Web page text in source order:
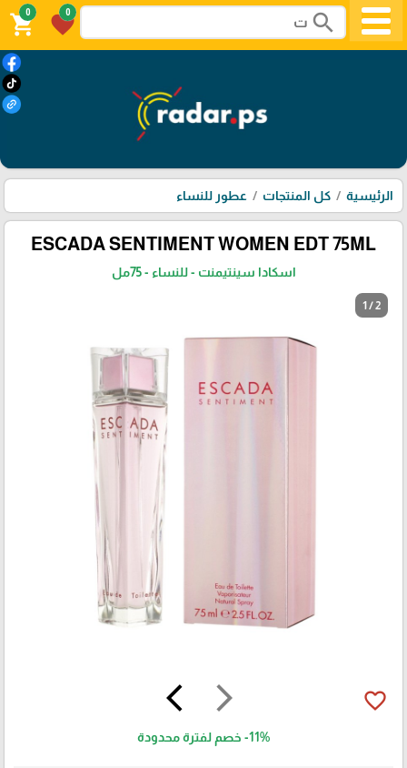
search
0
favorite
0
shopping_cart
الرئيسية كل المنتجات عطور للنساء
ESCADA SENTIMENT WOMEN EDT 75ML
اسكادا سينتيمنت - للنساء - 75مل
1 / 2
arrow_forward_ios
arrow_back_ios favorite_border
-11% خصم لفترة محدودة